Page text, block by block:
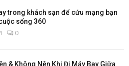
trong khách sạn để cứu mạng bạn
sống 360
0
& Không Nên Khi Đi Máy Bay Giữa